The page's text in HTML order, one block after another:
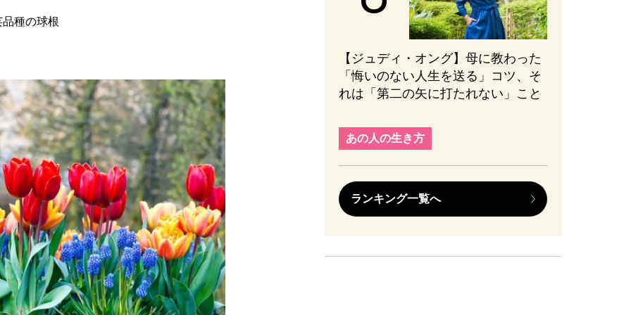
品種の球根
【ジュディ・オング】母に教わった
「悔いのない人生を送る」コツ、そ
れは「第二の矢に打たれない」こと
あの人の生き方
ランキング一覧へ